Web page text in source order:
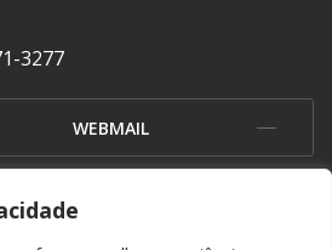
3277
WEBMAIL
OUVIDORIA